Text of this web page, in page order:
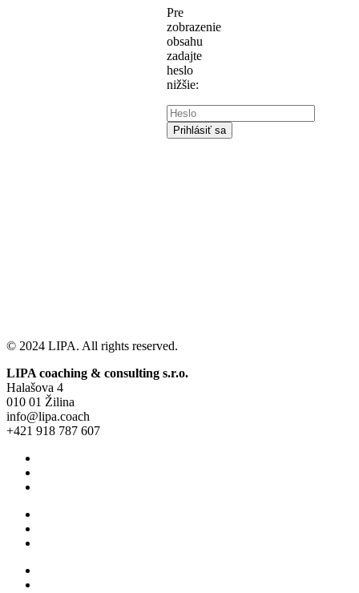
Pre
zobrazenie
obsahu
zadajte
heslo
nižšie:
© 2024 LIPA. All rights reserved.
LIPA coaching & consulting s.r.o.
Halašova 4
010 01 Žilina
info@lipa.coach
+421 918 787 607